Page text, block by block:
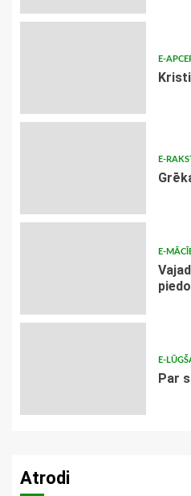
E-
E-
E-
E-
Par
Atrodi